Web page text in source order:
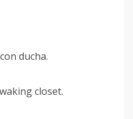
ducha.
closet.